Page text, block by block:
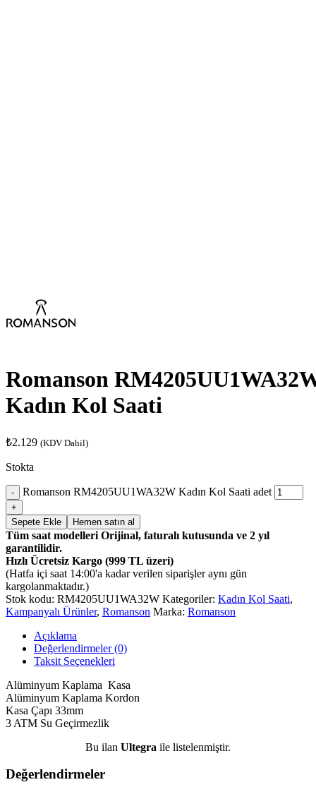
Romanson
Kadın Kol Saati
₺2.129 (KDV Dahil)
Stokta
Romanson RM4205UU1WA32W Kadın Kol Saati adet
Sepete Ekle Hemen satın al
Tüm saat modelleri Orijinal, faturalı kutusunda ve 2 yıl
garantilidir.
Hızlı Ücretsiz Kargo (999 TL üzeri)
(Hatfa içi saat 14:00'a kadar verilen siparişler aynı gün
kargolanmaktadır.)
Stok kodu: RM4205UU1WA32W Kategoriler: Kadın Kol Saati,
Kampanyalı Ürünler, Romanson Marka: Romanson
Açıklama
Değerlendirmeler (0)
Taksit Seçenekleri
Alüminyum Kaplama Kasa
Alüminyum Kaplama Kordon
Kasa Çapı 33mm
3 ATM Su Geçirmezlik
Bu ilan Ultegra ile listelenmiştir.
Değerlendirmeler